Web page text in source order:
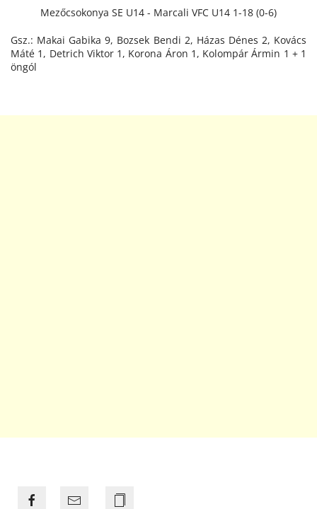
Mezőcsokonya SE U14 - Marcali VFC U14 1-18 (0-6)
Gsz.: Makai Gabika 9, Bozsek Bendi 2, Házas Dénes 2, Kovács
Máté 1, Detrich Viktor 1, Korona Áron 1, Kolompár Ármin 1 + 1
öngól